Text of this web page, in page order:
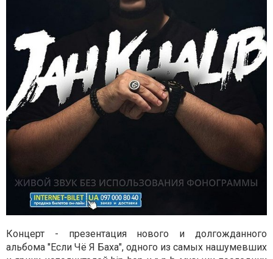
Концерт - презентация нового и долгожданного
альбома "Если Чё Я Баха", одного из самых нашумевших